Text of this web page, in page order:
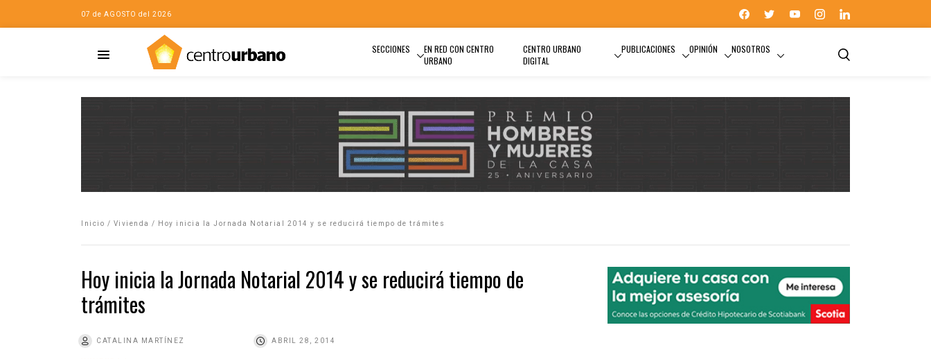
07 de AGOSTO del 2026
SECCIONES
EN RED CON CENTRO
URBANO
CENTRO URBANO
DIGITAL
PUBLICACIONES OPINIÓN NOSOTROS
Inicio / Vivienda / Hoy inicia la Jornada Notarial 2014 y se reducirá tiempo de trámites
Hoy inicia la Jornada Notarial 2014 y se reducirá tiempo de
trámites
CATALINA MARTÍNEZ ABRIL 28, 2014